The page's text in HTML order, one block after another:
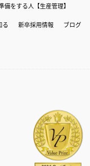
備をする人【生産管理】
る 新卒採用情報 ブログ